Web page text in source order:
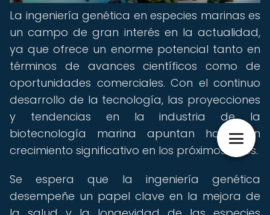
La ingeniería genética en especies marinas es
un campo de gran interés en la actualidad,
ya que ofrece un enorme potencial tanto en
términos de avances científicos como de
oportunidades comerciales. Con el continuo
desarrollo de la tecnología, las proyecciones
y tendencias en la industria de la
biotecnología marina apuntan hacia un
crecimiento significativo en los próximos años.
Se espera que la ingeniería genética
desempeñe un papel clave en la mejora de